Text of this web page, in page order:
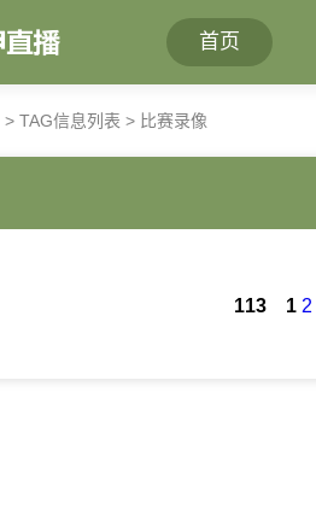
首页
> TAG信息列表 > 比赛录像
113 1 2